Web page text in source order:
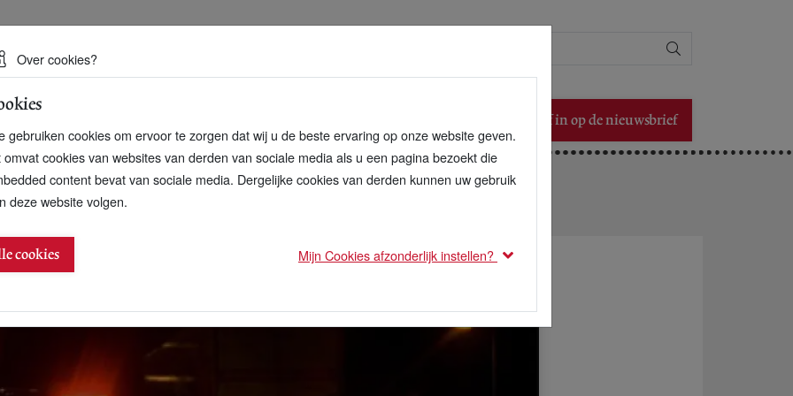
duurzame toekomst
Schrijf in op de nieuwsbrief
mobiliteitsmakelaar NS
Over cookies?
gebruiken cookies om ervoor te zorgen dat wij u de beste ervaring op onze website geven.
omvat cookies van websites van derden van sociale media als u een pagina bezoekt die
content bevat van sociale media. Dergelijke cookies van derden kunnen uw gebruik
deze website volgen.
cookies Mijn Cookies afzonderlijk instellen?